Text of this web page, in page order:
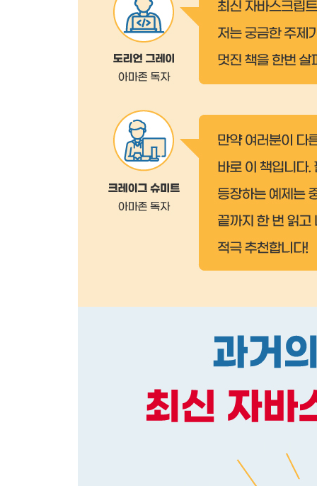
연습 문제
[CHAPTER 13 타입스크립트 소개]
13.2 타입스크립트 실행
13.3 형식 용어
13.4 기본형
13.5 합성 형식
13.6 형식 추론
13.7 서브형식